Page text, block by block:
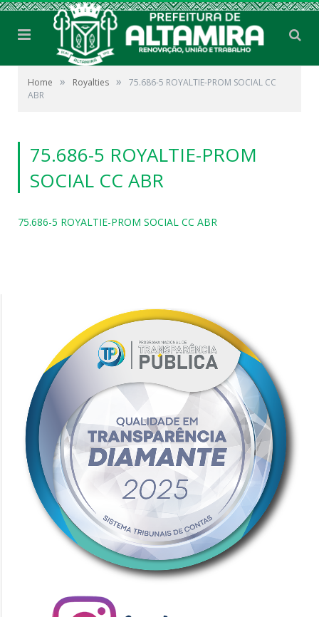
Home » Royalties »
75.686-5 ROYALTIE-PROM SOCIAL CC
ABR
75.686-5 ROYALTIE-PROM
SOCIAL CC ABR
75.686-5 ROYALTIE-PROM SOCIAL CC ABR